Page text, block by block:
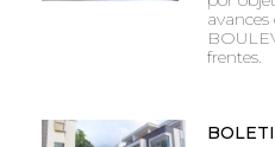
frentes.